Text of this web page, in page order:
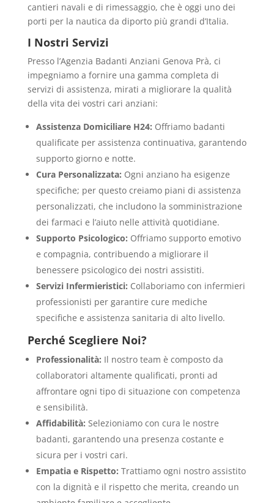
cantieri navali e di rimessaggio, che è oggi uno dei
porti per la nautica da diporto più grandi d’Italia.
I Nostri Servizi
Presso l’Agenzia Badanti Anziani Genova Prà, ci
impegniamo a fornire una gamma completa di
servizi di assistenza, mirati a migliorare la qualità
della vita dei vostri cari anziani:
Assistenza Domiciliare H24: Offriamo badanti
qualificate per assistenza continuativa, garantendo
supporto giorno e notte.
Cura Personalizzata: Ogni anziano ha esigenze
specifiche; per questo creiamo piani di assistenza
personalizzati, che includono la somministrazione
dei farmaci e l’aiuto nelle attività quotidiane.
Supporto Psicologico: Offriamo supporto emotivo
e compagnia, contribuendo a migliorare il
benessere psicologico dei nostri assistiti.
Servizi Infermieristici: Collaboriamo con infermieri
professionisti per garantire cure mediche
specifiche e assistenza sanitaria di alto livello.
Perché Scegliere Noi?
Professionalità: Il nostro team è composto da
collaboratori altamente qualificati, pronti ad
affrontare ogni tipo di situazione con competenza
e sensibilità.
Affidabilità: Selezioniamo con cura le nostre
badanti, garantendo una presenza costante e
sicura per i vostri cari.
Empatia e Rispetto: Trattiamo ogni nostro assistito
con la dignità e il rispetto che merita, creando un